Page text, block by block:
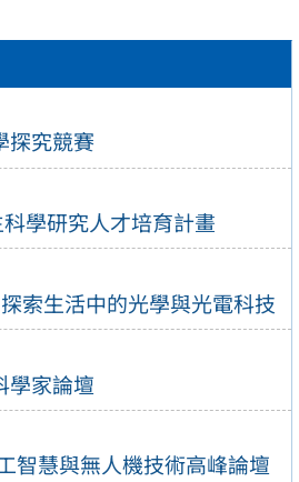
探究競賽
學研究人才培育計畫
索生活中的光學與光電科技
學家論壇
智慧與無人機技術高峰論壇